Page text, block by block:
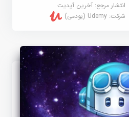
انتشار مرجع:آخرین آپدیت
شرکت:Udemy (یودمی)